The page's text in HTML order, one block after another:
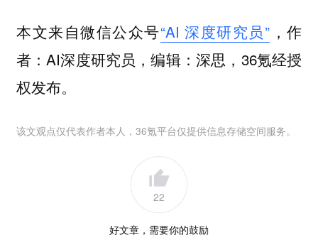
本文来自微信公众号“AI 深度研究员”，作
者：AI深度研究员，编辑：深思，36氪经授
权发布。
该文观点仅代表作者本人，36氪平台仅提供信息存储空间服务。
22
好文章，需要你的鼓励